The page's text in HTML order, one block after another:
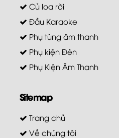
Củ loa rời
Đầu Karaoke
Phụ tùng âm thanh
Phụ kiện Đèn
Phụ Kiện Âm Thanh
Sitemap
Trang chủ
Về chúng tôi